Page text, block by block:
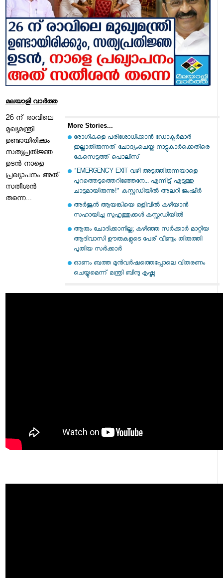
മലയാളി വാര്‍ത്ത
More Stories...
രോഗികളെ പരിശോധിക്കാന്‍ ഡോക്ടര്‍മാര്‍
ഇല്ലാതിരുന്നത് ചോദ്യംചെയ്ത നാട്ടുകാര്‍ക്കെതിരെ
കേസെടുത്ത് പൊലീസ്
"EMERGENCY EXIT വഴി അടുത്തിരുന്നയാളെ
പുറത്തെടുത്തെറിഞ്ഞേനേ... എന്നിട്ട് എടുത്തു
ചാടുമായിരുന്നു!" കസ്റ്റഡിയിൽ അലറി ജംഷീർ
അര്‍ജുന്‍ ആയങ്കിയെ ഒളിവില്‍ കഴിയാന്‍
സഹായിച്ച സുഹൃത്തുക്കള്‍ കസ്റ്റഡിയില്‍
ആരും ചോദിക്കാനില്ല; കഴിഞ്ഞ സര്‍ക്കാര്‍ മാറ്റിയ
ആദിവാസി ഊരുകളുടെ പേര് വീണ്ടും തിരുത്തി
പുതിയ സര്‍ക്കാര്‍
ഓണം ബത്ത മുന്‍വര്‍ഷത്തെപ്പോലെ വിതരണം
ചെയ്യുമെന്ന് മന്ത്രി ബിന്ദു കൃഷ്ണ
26 ന് രാവിലെ
മുഖ്യമന്ത്രി
ഉണ്ടായിരിക്കും
സത്യപ്രതിജ്ഞ
ഉടൻ നാളെ
പ്രഖ്യാപനം അത്
സതീശൻ
തന്നെ...